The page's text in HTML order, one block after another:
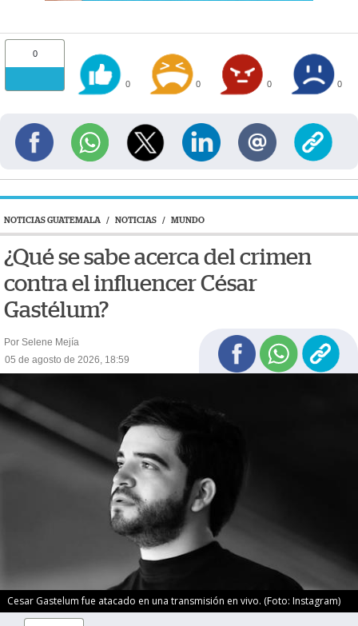
0
0 0 0 0
NOTICIAS GUATEMALA / NOTICIAS / MUNDO
¿Qué se sabe acerca del crimen
contra el influencer César
Gastélum?
Por Selene Mejía
05 de agosto de 2026, 18:59
Cesar Gastelum fue atacado en una transmisión en vivo. (Foto: Instagram)